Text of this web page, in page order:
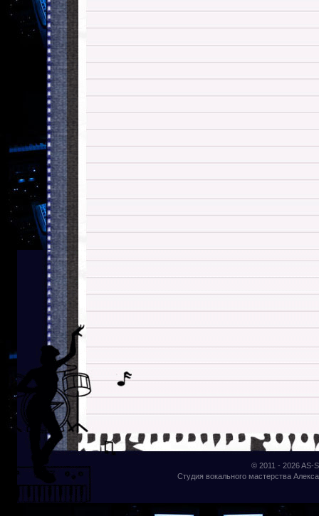
© 2011 - 2026AS-
Студия вокального мастерства